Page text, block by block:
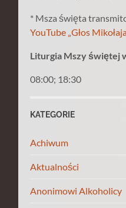
* Msza święta
YouTube „Głos
Liturgia Mszy świętej
08:00; 18:30
KATEGORIE
Achiwum
Aktualności
Anonimowi Alkoholicy